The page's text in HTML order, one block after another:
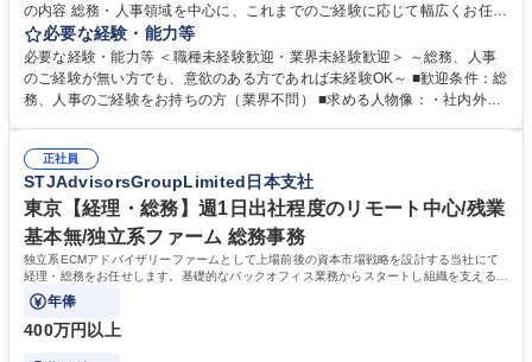
の内容 総務・人事領域を中心に、これまでのご経験に応じて幅広くお任せ
します。 ＜具体的には＞ ・総務/人事労務（給与・社保・勤怠管理など）
・採用・教育研修 ・福利厚生運用 など ※基本的には事務所勤務ですが、
採用や教育等の業務内容により、関西圏以外への日帰り・宿泊を伴う国内
出張もございます。 ※担当業務を持ちつつ、お互いに助け合いながら、総
必要な経験・能力等
必要な経験・能力等 ＜職種未経験歓迎・業界未経験歓迎＞ ～総務、人事
のご経験が無い方でも、意欲のある方であれば未経験OK～ ■歓迎条件：総
務、人事のご経験をお持ちの方（業界不問） ■求める人物像：・社内外の
正社員
STJAdvisorsGroupLimited日本支社
東京【経理・総務】週1日出社程度のリモート中心/残業
基本無/独立系ファーム 総務事務
独立系ECMアドバイザリーファームとして上場前後の資本市場戦略を設計する当社にて
経理・総務をお任せします。基礎的なバックオフィス業務からスタートし組織を支える専
任担当として広く活躍できる環境です。
年俸
400万円以上